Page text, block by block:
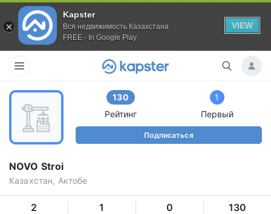
Kapster
Вся недвижимость Казахстана
FREE - In Google Play
VIEW
130
Рейтинг
1
Первый
Подписаться
NOVO Stroi
Казахстан, Актобе
2 1 0 130